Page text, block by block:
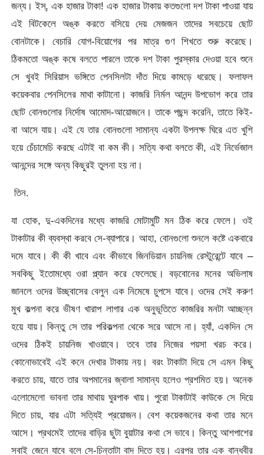
জন্য। ইস্, এক হাজার টাকা! এক হাজার টাকায় কতগুলো দশ টাকা পাওয়া যায়
এই বিটকেলে অঙ্ক করতে বসিয়ে দেয় মেজজন তাদের সবচেয়ে ছোট
বোনটাকে। বেচারি যোগ-বিয়োগের পর মাত্র গুণ শিখতে শুরু করেছে।
ঠিকমতো অঙ্ক কষে বলতে পারলে তাকে দশ টাকা পুরস্কার দেওয়া হবে শুনে
সে খুবই সিরিয়াস ভঙ্গিতে পেনসিলটা দাঁত দিয়ে কামড়ে ধরেছে। ফলাফল
কয়েকবার পেনসিলের মাথা কাটানো। কাজরি নির্মল আনন্দ উপভোগ করে তার
ছোট বোনগুলোর নির্দোষ আমোদ-আয়োজনে। তাকে পছন্দ করেনি, তাতে কিই-
বা আসে যায়। এই যে তার বোনগুলো সামান্য একটা উপলক্ষ ঘিরে এত খুশি
হয়ে চেঁচামেচি করছে এটাই বা কম কী। সত্যি কথা বলতে কী, এই নির্ভেজাল
আনন্দের সঙ্গে অন্য কিছুরই তুলনা হয় না।
তিন.
যা হোক, দু-একদিনের মধ্যে কাজরি মোটামুটি মন ঠিক করে ফেলে। ওই
টাকাটার কী ব্যবস্থা করবে সে-ব্যাপারে। আহা, বোনগুলো শুনলে কষ্টে একবারে
দমে যাবে। কী কী খাবে এবং কীভাবে জিনডিয়ান চায়নিজ রেস্টুরেন্টে যাবে –
সবকিছু ইতোমধ্যে ওরা প্ল্যান করে ফেলেছে। বড়বোনের মনের অভিলাষ
জানলে ওদের উচ্ছ্বাসের বেলুন এক নিমেষে চুপসে যাবে। ওদের সেই করুণ
মুখ কল্পনা করে ভীষণ খারাপ লাগার এক অনুভূতিতে কাজরির মনটা আচ্ছন্ন
হয়ে যায়। কিন্তু সে তার পরিকল্পনা থেকে সরে আসে না। হ্যাঁ, একদিন সে
ওদের ঠিকই চায়নিজ খাওয়াবে। তবে তার নিজের পয়সা খরচ করে।
কোনোভাবেই এই কনে দেখার টাকায় নয়। বরং টাকাটা দিয়ে সে এমন কিছু
করতে চায়, যাতে তার অপমানের জ্বালা সামান্য হলেও প্রশমিত হয়। অনেক
এলোমেলো ভাবনা তার মাথায় ঘুরপাক খায়। পুরো টাকাটাই কাউকে সে দিয়ে
দিতে চায়, যার এটা সত্যিই প্রয়োজন। বেশ কয়েকজনের কথা তার মনে
আসে। প্রথমেই তাদের বাড়ির ছুটা বুয়াটার কথা সে ভাবে। কিন্তু আশপাশের
সবাই জেনে যাবে বলে সে-চিন্তাটা বাদ দিতে হয়। এরপর তার এক বান্ধবীর